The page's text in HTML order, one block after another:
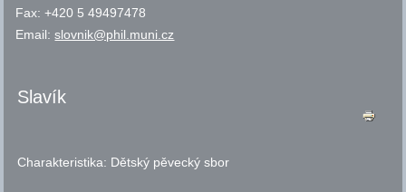
Fax: +420 5 49497478
Email:slovnik@phil.muni.cz
Slavík
Charakteristika: Dětský pěvecký sbor